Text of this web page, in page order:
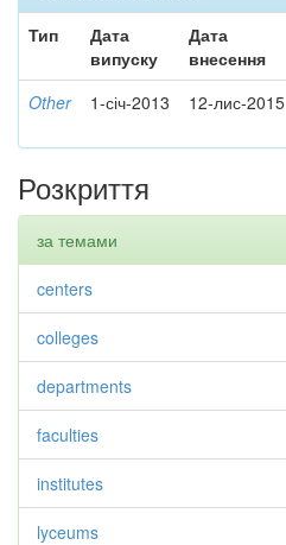
Тип
Дата
випуску
Дата
внесення
Other 1-січ-2013 12-лис-2015
Розкриття
за темами
centers
colleges
departments
faculties
institutes
lyceums